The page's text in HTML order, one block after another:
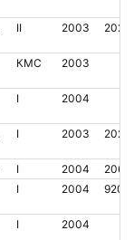
II 2003
КМС 2003
I 2004
I 2003
I 2004
I 2004
I 2004